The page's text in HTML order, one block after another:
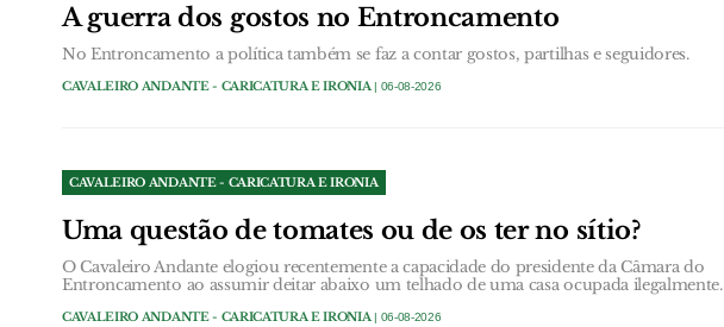
A guerra dos gostos no Entroncamento
No Entroncamento a política também se faz a contar gostos, partilhas e seguidores.
CAVALEIRO ANDANTE - CARICATURA E IRONIA | 06-08-2026
CAVALEIRO ANDANTE - CARICATURA E IRONIA
Uma questão de tomates ou de os ter no sítio?
O Cavaleiro Andante elogiou recentemente a capacidade do presidente da Câmara do
Entroncamento ao assumir deitar abaixo um telhado de uma casa ocupada ilegalmente.
CAVALEIRO ANDANTE - CARICATURA E IRONIA| 06-08-2026